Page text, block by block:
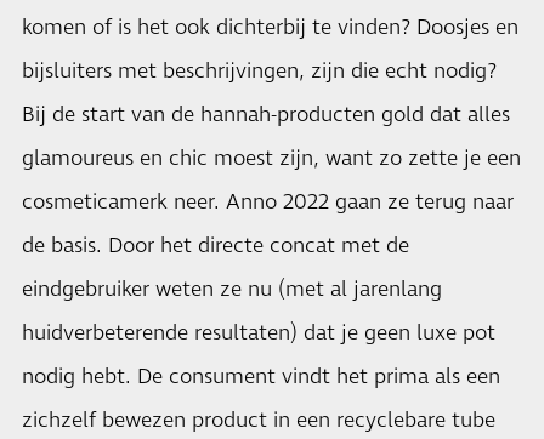
komen of is het ook dichterbij te vinden? Doosjes en
bijsluiters met beschrijvingen, zijn die echt nodig?
Bij de start van de hannah-producten gold dat alles
glamoureus en chic moest zijn, want zo zette je een
cosmeticamerk neer. Anno 2022 gaan ze terug naar
de basis. Door het directe concat met de
eindgebruiker weten ze nu (met al jarenlang
huidverbeterende resultaten) dat je geen luxe pot
nodig hebt. De consument vindt het prima als een
zichzelf bewezen product in een recyclebare tube